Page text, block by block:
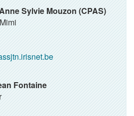
Sylvie Mouzon (CPAS)
Fontaine